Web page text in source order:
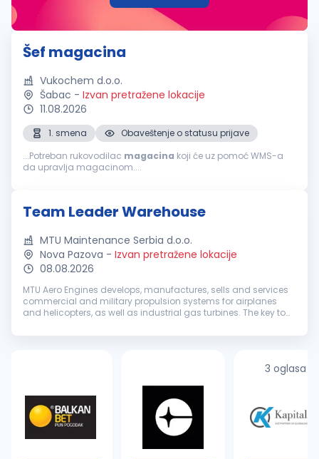
Šef magacina
Vukochem d.o.o.
Šabac - Izvan pretražene lokacije
11.08.2026
1. smena
Obaveštenje o statusu prijave
...Potreban rukovodilac magacina koji će uz pomoć WMS-a
da upravlja magacinom....
Team Leader Warehouse
MTU Maintenance Serbia d.o.o.
Nova Pazova - Izvan pretražene lokacije
08.08.2026
MTU Aero Engines develops, manufactures, sells and services
commercial and military propulsion systems for airplanes
and helicopters, as well as industrial gas turbines. The key to
tomorrow — m...
3 oglasa